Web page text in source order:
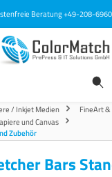
Beratung+49-208-
/ Inkjet Medien
FineArt
und Canvas
Zubehör
Bars